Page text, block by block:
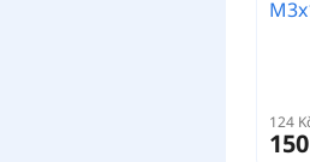
124